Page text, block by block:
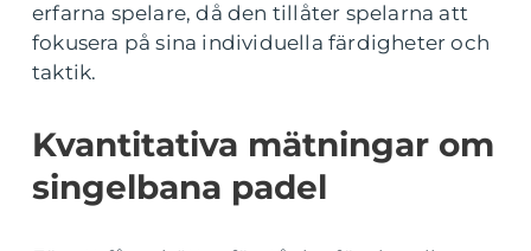
erfarna spelare, då den tillåter spelarna att
fokusera på sina individuella färdigheter och
taktik.
Kvantitativa mätningar om
singelbana padel